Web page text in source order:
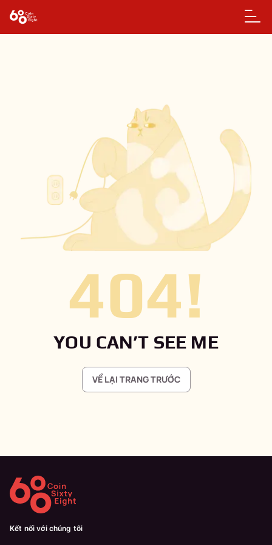
404!
YOU CAN’T SEE ME
VỀ LẠI TRANG TRƯỚC
Kết nối với chúng tôi